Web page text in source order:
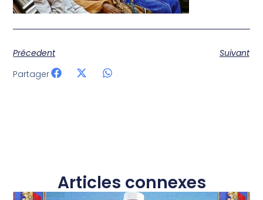
Précedent
Suivant
Partager
Articles connexes